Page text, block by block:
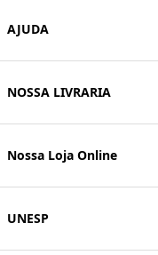
AJUDA
NOSSA LIVRARIA
Nossa Loja Online
UNESP